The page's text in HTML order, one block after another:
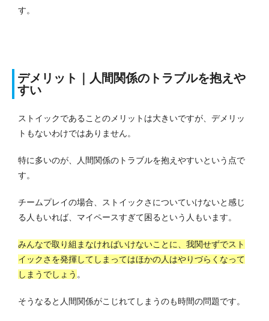
す。
デメリット｜人間関係のトラブルを抱えや
すい
ストイックであることのメリットは大きいですが、デメリッ
トもないわけではありません。
特に多いのが、人間関係のトラブルを抱えやすいという点で
す。
チームプレイの場合、ストイックさについていけないと感じ
る人もいれば、マイペースすぎて困るという人もいます。
みんなで取り組まなければいけないことに、我関せずでスト
イックさを発揮してしまってはほかの人はやりづらくなって
しまうでしょう 。
そうなると人間関係がこじれてしまうのも時間の問題です。